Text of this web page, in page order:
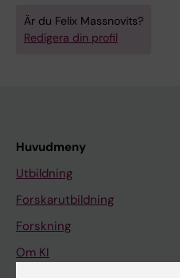
Är du Felix Massnovits?
Redigera din profil
Huvudmeny
Utbildning
Forskarutbildning
Forskning
Om KI